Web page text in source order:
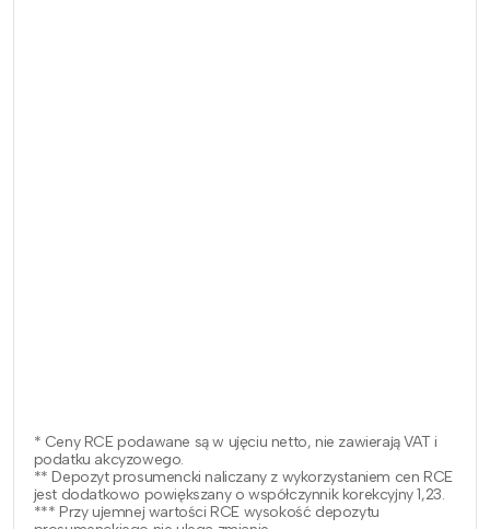
* Ceny RCE podawane są w ujęciu netto, nie zawierają VAT i
podatku akcyzowego.
** Depozyt prosumencki naliczany z wykorzystaniem cen RCE
jest dodatkowo powiększany o współczynnik korekcyjny 1,23.
*** Przy ujemnej wartości RCE wysokość depozytu